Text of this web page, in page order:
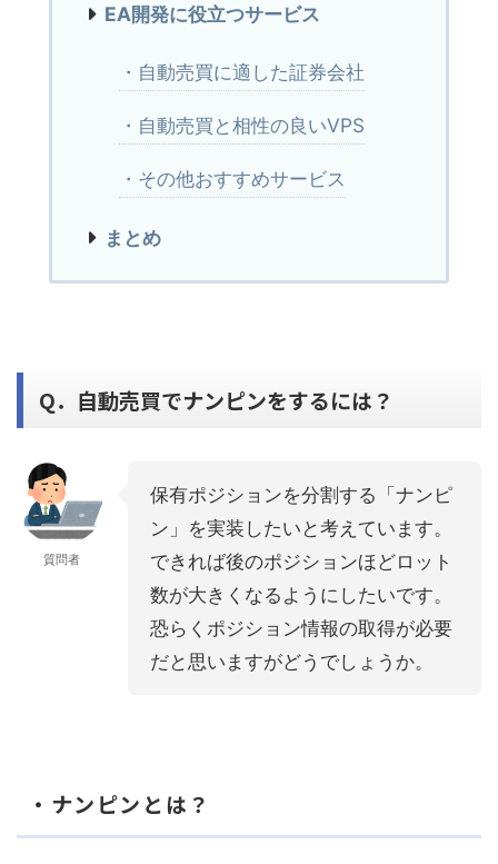
EA開発に役立つサービス
・自動売買に適した証券会社
・自動売買と相性の良いVPS
・その他おすすめサービス
まとめ
Q．自動売買でナンピンをするには？
質問者
保有ポジションを分割する「ナンピ
ン」を実装したいと考えています。
できれば後のポジションほどロット
数が大きくなるようにしたいです。
恐らくポジション情報の取得が必要
だと思いますがどうでしょうか。
・ナンピンとは？